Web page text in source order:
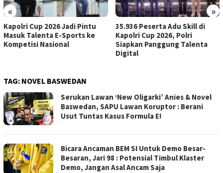
« »
Kapolri Cup 2026 Jadi Pintu
Masuk Talenta E-Sports ke
Kompetisi Nasional
35.936 Peserta Adu Skill di
Kapolri Cup 2026, Polri
Siapkan Panggung Talenta
Digital
TAG: NOVEL BASWEDAN
Serukan Lawan ‘New Oligarki’ Anies & Novel
Baswedan, SAPU Lawan Koruptor : Berani
Usut Tuntas Kasus Formula E!
Bicara Ancaman BEM SI Untuk Demo Besar-
Besaran, Jari 98 : Potensial Timbul Klaster
Demo, Jangan Asal Ancam Saja